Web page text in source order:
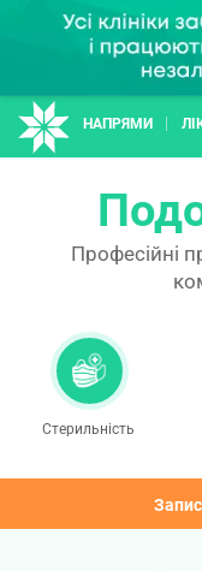
НАПРЯМИ
Професійні
Стерильність